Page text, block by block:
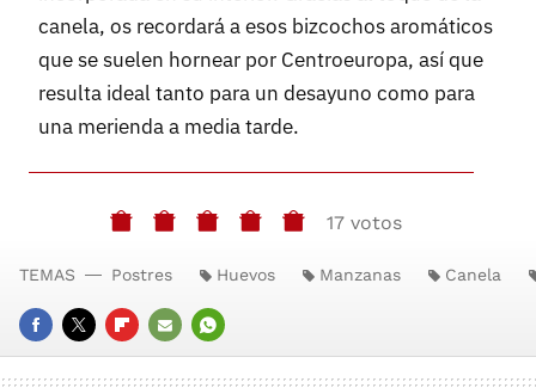
canela, os recordará a esos bizcochos aromáticos
que se suelen hornear por Centroeuropa, así que
resulta ideal tanto para un desayuno como para
una merienda a media tarde.
17 votos
FACEBOOK
TWITTERFLIPBOARD
E-
WHATSAPP
TEMAS Postres Huevos Manzanas Canela